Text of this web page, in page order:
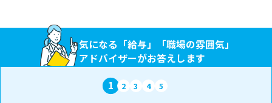
気になる「給与」「職場の雰囲気」
アドバイザーがお答えします
1 2 3 4 5